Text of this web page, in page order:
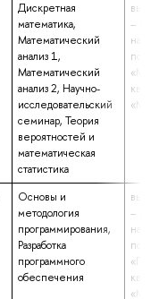
Дискретная
математика,
Математический
анализ 1,
Математический
анализ 2, Научно-
исследовательский
семинар, Теория
вероятностей и
математическая
статистика
–
Основы и
методология
программирования,
Разработка
программного
обеспечения
–